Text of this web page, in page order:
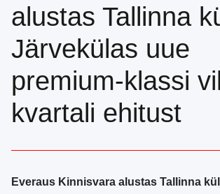
alustas Tallinna
Järvekülas uue
premium-klassi
kvartali ehitust
Everaus Kinnisvara alustas Tallinna